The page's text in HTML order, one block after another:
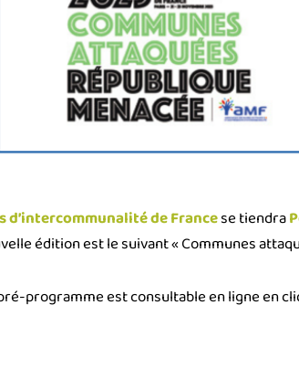
d’intercommunalité de Francese tiendra
édition est le suivant « Communes
programme est consultable en ligne en